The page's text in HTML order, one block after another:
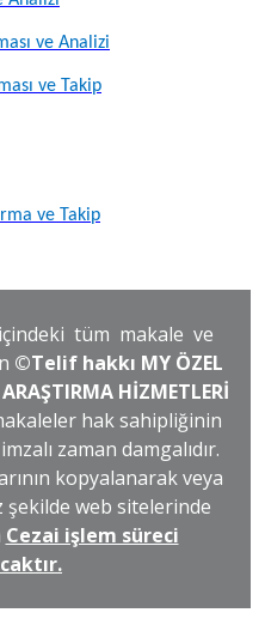
ve Analizi
ve Takip
ve Takip
tüm makale ve
©Telif hakkı MY ÖZEL
HİZMETLERİ
hak sahipliğinin
zaman damgalıdır.
kopyalanarak veya
şekilde web sitelerinde
Cezai işlem süreci